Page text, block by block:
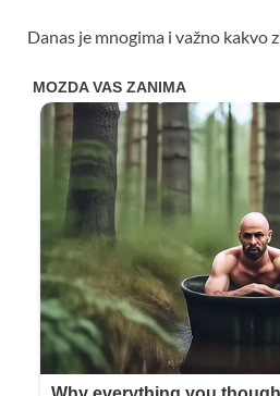
Danas je mnogima i važno kakvo